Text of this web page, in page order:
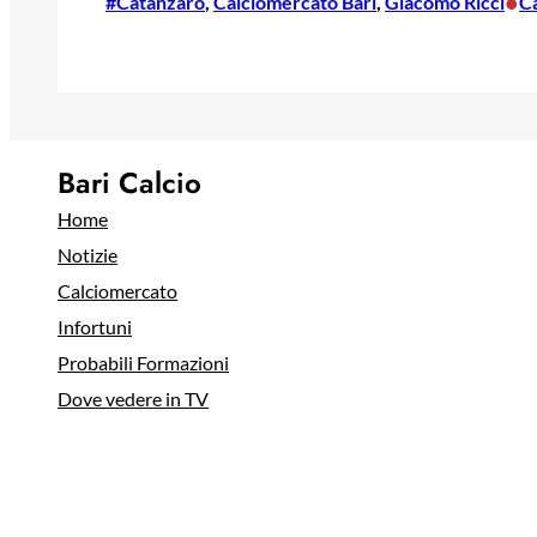
Bari Calcio
Home
Notizie
Calciomercato
Infortuni
Probabili Formazioni
Dove vedere in TV